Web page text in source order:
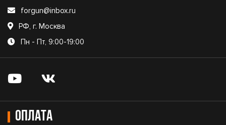
forgun@inbox.ru
РФ, г. Москва
Пн - Пт, 9:00-19:00
Оплата